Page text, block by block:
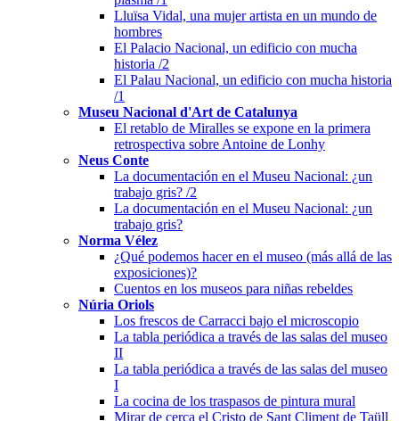
Lluïsa Vidal, una mujer artista en un mundo de
hombres
El Palacio Nacional, un edificio con mucha
historia /2
El Palau Nacional, un edificio con mucha historia
/1
Museu Nacional d'Art de Catalunya
El retablo de Miralles se expone en la primera
retrospectiva sobre Antoine de Lonhy
Neus Conte
La documentación en el Museu Nacional: ¿un
trabajo gris? /2
La documentación en el Museu Nacional: ¿un
trabajo gris?
Norma Vélez
¿Qué podemos hacer en el museo (más allá de las
exposiciones)?
Cuentos en los museos para niñas rebeldes
Núria Oriols
Los frescos de Carracci bajo el microscopio
La tabla periódica a través de las salas del museo
II
La tabla periódica a través de las salas del museo
I
La cocina de los traspasos de pintura mural
Mirar de cerca el Cristo de Sant Climent de Taüll